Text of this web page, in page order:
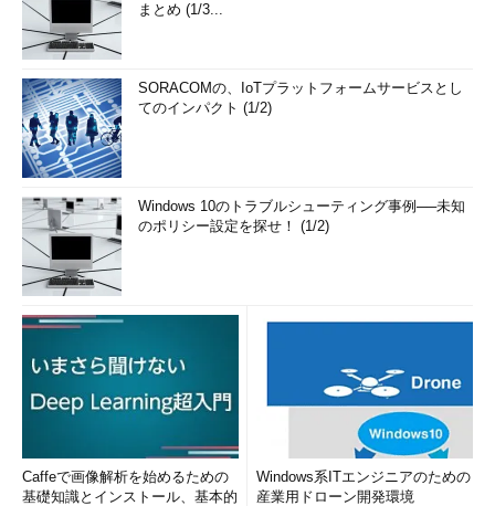
まとめ (1/3...
SORACOMの、IoTプラットフォームサービスとし
てのインパクト (1/2)
Windows 10のトラブルシューティング事例──未知
のポリシー設定を探せ！ (1/2)
Caffeで画像解析を始めるための
基礎知識とインストール、基本的
Windows系ITエンジニアのための
産業用ドローン開発環境